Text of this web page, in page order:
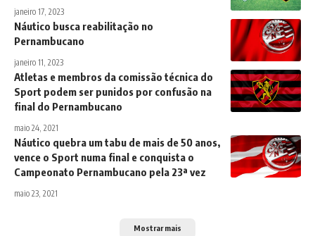
janeiro 17, 2023
Náutico busca reabilitação no
Pernambucano
janeiro 11, 2023
Atletas e membros da comissão técnica do
Sport podem ser punidos por confusão na
final do Pernambucano
maio 24, 2021
Náutico quebra um tabu de mais de 50 anos,
vence o Sport numa final e conquista o
Campeonato Pernambucano pela 23ª vez
maio 23, 2021
Mostrar mais